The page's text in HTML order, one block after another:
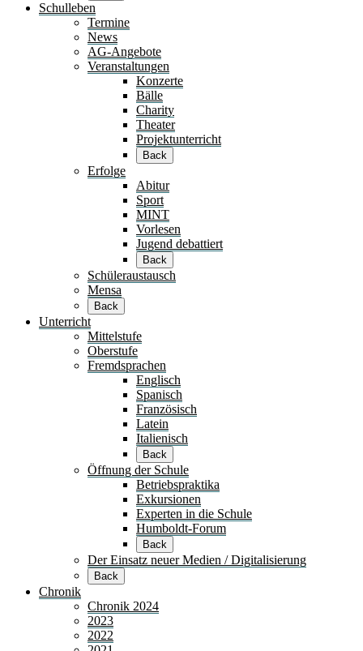
Schulleben
Termine
News
AG-Angebote
Veranstaltungen
Konzerte
Bälle
Charity
Theater
Projektunterricht
Back
Erfolge
Abitur
Sport
MINT
Vorlesen
Jugend debattiert
Back
Schüleraustausch
Mensa
Back
Unterricht
Mittelstufe
Oberstufe
Fremdsprachen
Englisch
Spanisch
Französisch
Latein
Italienisch
Back
Öffnung der Schule
Betriebspraktika
Exkursionen
Experten in die Schule
Humboldt-Forum
Back
Der Einsatz neuer Medien / Digitalisierung
Back
Chronik
Chronik 2024
2023
2022